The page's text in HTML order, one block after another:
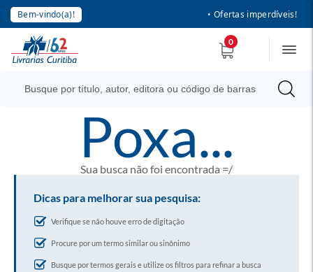
Bem-vindo(a)! • Ofertas imperdíveis!
0
poxa...
Sua busca não foi encontrada =/
Dicas para melhorar sua pesquisa:
Verifique se não houve erro de digitação
Procure por um termo similar ou sinônimo
Busque por termos gerais e utilize os filtros para refinar a busca